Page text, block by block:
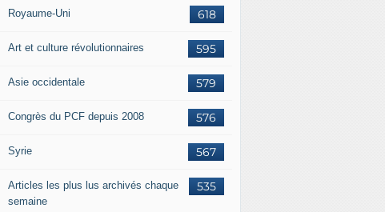
618
Royaume-Uni
595
Art et culture révolutionnaires
579
Asie occidentale
576
Congrès du PCF depuis 2008
567
Syrie
535
Articles les plus lus archivés chaque
semaine